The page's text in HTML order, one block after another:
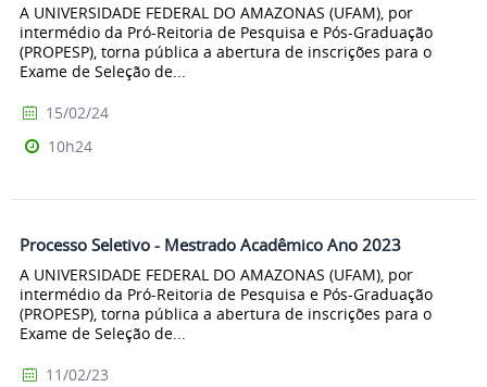
A UNIVERSIDADE FEDERAL DO AMAZONAS (UFAM), por
intermédio da Pró-Reitoria de Pesquisa e Pós-Graduação
(PROPESP), torna pública a abertura de inscrições para o
Exame de Seleção de...
15/02/24
10h24
Processo Seletivo - Mestrado Acadêmico Ano 2023
A UNIVERSIDADE FEDERAL DO AMAZONAS (UFAM), por
intermédio da Pró-Reitoria de Pesquisa e Pós-Graduação
(PROPESP), torna pública a abertura de inscrições para o
Exame de Seleção de...
11/02/23